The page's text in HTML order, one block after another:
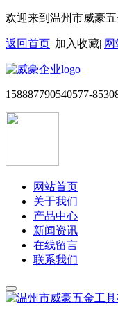
欢迎来到温州市威豪
返回首页| 加入收藏| 网
158887790540577-
网站首页
关于我们
产品中心
新闻资讯
在线留言
联系我们